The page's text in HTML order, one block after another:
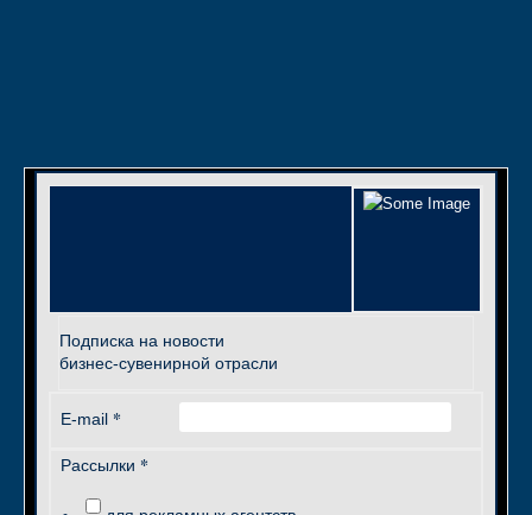
Подписка на новости
бизнес-сувенирной отрасли
E-mail *
Рассылки *